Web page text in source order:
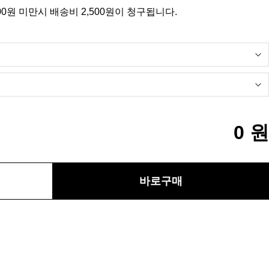
원 미만시 배송비 2,500원이 청구됩니다.
0 원
바로구매